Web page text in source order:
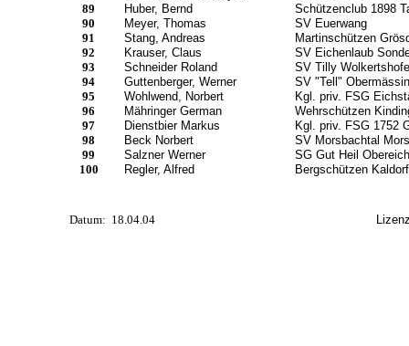
89
Huber, Bernd
Schützenclub 1898
90
Meyer, Thomas
SV Euerwang
91
Stang, Andreas
Martinschützen
92
Krauser, Claus
SV Eichenlaub
93
Schneider Roland
SV Tilly
94
Guttenberger, Werner
SV "Tell"
95
Wohlwend, Norbert
Kgl. priv. FSG
96
Mähringer German
Wehrschützen
97
Dienstbier Markus
Kgl. priv. FSG 1752
98
Beck Norbert
SV Morsbachtal
99
Salzner Werner
SG Gut Heil
100
Regler, Alfred Bergschützen Kaldorf
18.04.04
Datum: